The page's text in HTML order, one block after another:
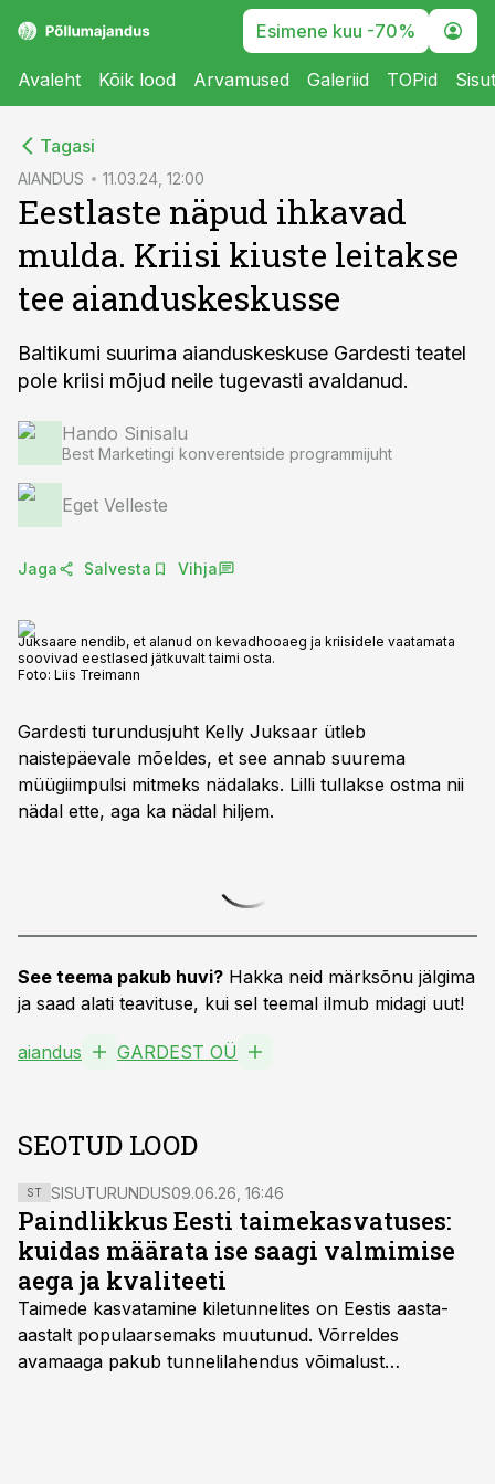
Esimene kuu -70%
Avaleht Kõik lood Arvamused Galeriid TOPid
Tagasi
AIANDUS 11.03.24, 12:00
Eestlaste näpud ihkavad
mulda. Kriisi kiuste leitakse
tee aianduskeskusse
Baltikumi suurima aianduskeskuse Gardesti teatel
pole kriisi mõjud neile tugevasti avaldanud.
Hando Sinisalu
Best Marketingi konverentside programmijuht
Eget Velleste
Jaga Salvesta Vihja
Juksaare nendib, et alanud on kevadhooaeg ja kriisidele vaatamata
soovivad eestlased jätkuvalt taimi osta.
Foto: Liis Treimann
Gardesti turundusjuht Kelly Juksaar ütleb
naistepäevale mõeldes, et see annab suurema
müügiimpulsi mitmeks nädalaks. Lilli tullakse ostma nii
nädal ette, aga ka nädal hiljem.
See teema pakub huvi? Hakka neid märksõnu jälgima
ja saad alati teavituse, kui sel teemal ilmub midagi uut!
aiandus GARDEST OÜ
SEOTUD LOOD
ST SISUTURUNDUS09.06.26, 16:46
Paindlikkus Eesti taimekasvatuses:
kuidas määrata ise saagi valmimise
aega ja kvaliteeti
Taimede kasvatamine kiletunnelites on Eestis aasta-
aastalt populaarsemaks muutunud. Võrreldes
avamaaga pakub tunnelilahendus võimalust